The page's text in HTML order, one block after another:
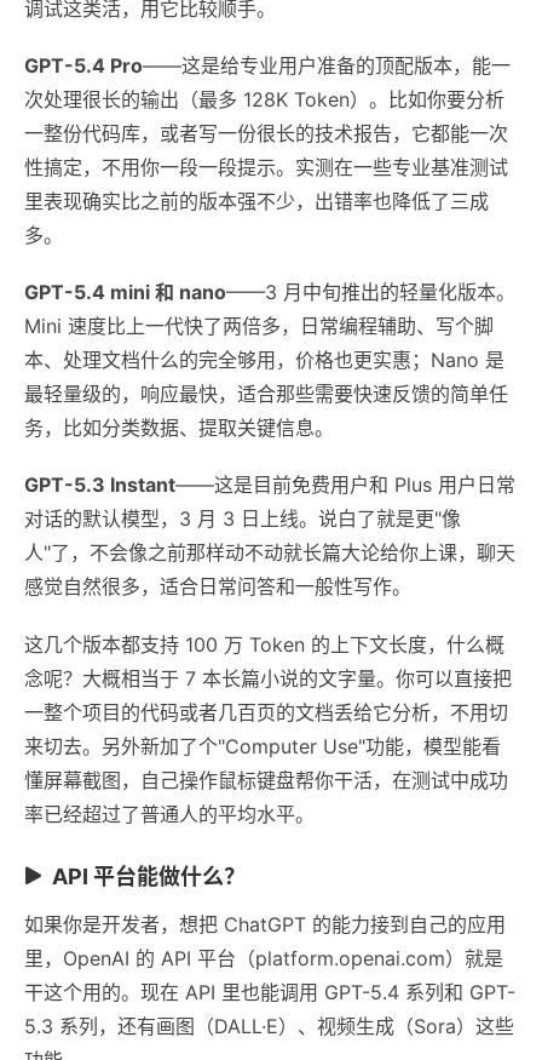
调试这类活，用它比较顺手。
GPT-5.4 Pro——这是给专业用户准备的顶配版本，能一
次处理很长的输出（最多 128K Token）。比如你要分析
一整份代码库，或者写一份很长的技术报告，它都能一次
性搞定，不用你一段一段提示。实测在一些专业基准测试
里表现确实比之前的版本强不少，出错率也降低了三成
多。
GPT-5.4 mini 和 nano——3 月中旬推出的轻量化版本。
Mini 速度比上一代快了两倍多，日常编程辅助、写个脚
本、处理文档什么的完全够用，价格也更实惠；Nano 是
最轻量级的，响应最快，适合那些需要快速反馈的简单任
务，比如分类数据、提取关键信息。
GPT-5.3 Instant——这是目前免费用户和 Plus 用户日常
对话的默认模型，3 月 3 日上线。说白了就是更"像
人"了，不会像之前那样动不动就长篇大论给你上课，聊天
感觉自然很多，适合日常问答和一般性写作。
这几个版本都支持 100 万 Token 的上下文长度，什么概
念呢？大概相当于 7 本长篇小说的文字量。你可以直接把
一整个项目的代码或者几百页的文档丢给它分析，不用切
来切去。另外新加了个"Computer Use"功能，模型能看
懂屏幕截图，自己操作鼠标键盘帮你干活，在测试中成功
率已经超过了普通人的平均水平。
API 平台能做什么？
如果你是开发者，想把 ChatGPT 的能力接到自己的应用
里，OpenAI 的 API 平台（platform.openai.com）就是
干这个用的。现在 API 里也能调用 GPT-5.4 系列和 GPT-
5.3 系列，还有画图（DALL·E）、视频生成（Sora）这些